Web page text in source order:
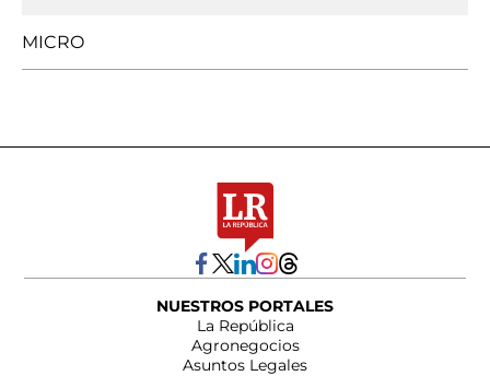
MICRO
NUESTROS PORTALES
La República
Agronegocios
Asuntos Legales